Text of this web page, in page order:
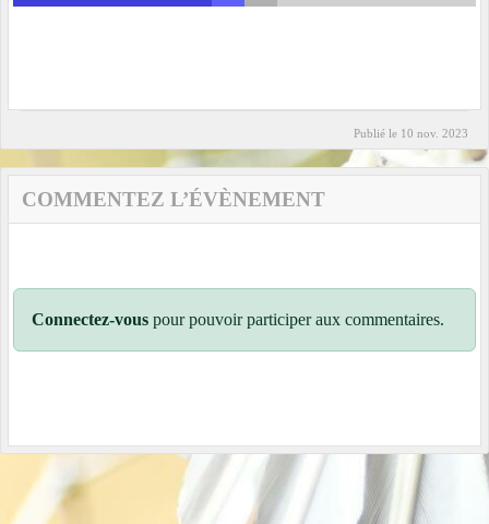
Publié le 10 nov. 2023
COMMENTEZ L’ÉVÈNEMENT
Connectez-vous pour pouvoir participer aux commentaires.